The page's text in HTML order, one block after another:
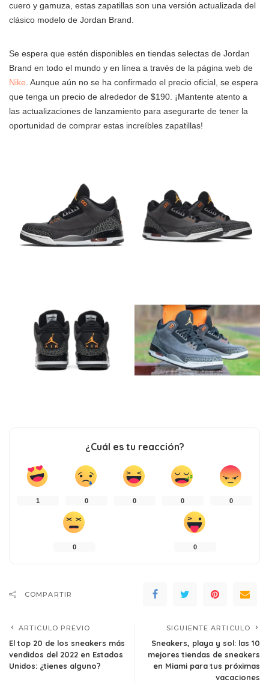
cuero y gamuza, estas zapatillas son una versión actualizada del
clásico modelo de Jordan Brand.
Se espera que estén disponibles en tiendas selectas de Jordan
Brand en todo el mundo y en línea a través de la página web de
Nike . Aunque aún no se ha confirmado el precio oficial, se espera
que tenga un precio de alrededor de $190. ¡Mantente atento a
las actualizaciones de lanzamiento para asegurarte de tener la
oportunidad de comprar estas increíbles zapatillas!
¿Cuál es tu reacción?
1 0 0 0 0
0 0
COMPARTIR
ARTICULO PREVIO
El top 20 de los sneakers más
vendidos del 2022 en Estados
Unidos: ¿tienes alguno?
SIGUIENTE ARTICULO
Sneakers, playa y sol: las 10
mejores tiendas de sneakers
en Miami para tus próximas
vacaciones